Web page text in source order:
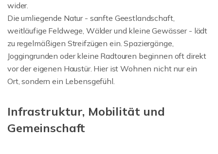
wider.
Die umliegende Natur - sanfte Geestlandschaft,
weitläufige Feldwege, Wälder und kleine Gewässer - lädt
zu regelmäßigen Streifzügen ein. Spaziergänge,
Joggingrunden oder kleine Radtouren beginnen oft direkt
vor der eigenen Haustür. Hier ist Wohnen nicht nur ein
Ort, sondern ein Lebensgefühl.
Infrastruktur, Mobilität und
Gemeinschaft